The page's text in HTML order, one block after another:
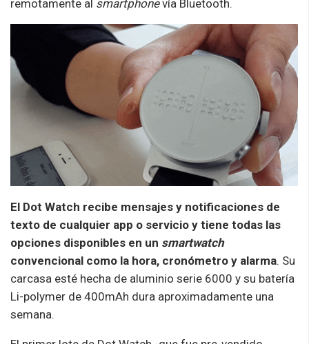
remotamente al smartphonevía Bluetooth.
El Dot Watch recibe mensajes y notificaciones de
texto de cualquier app o servicio y tiene todas las
opciones disponibles en un smartwatch
convencional como la hora, cronómetro y alarma. Su
carcasa esté hecha de aluminio serie 6000 y su batería
Li-polymer de 400mAh dura aproximadamente una
semana.